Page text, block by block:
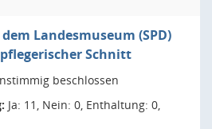
Landesmuseum (SPD)
Schnitt
beschlossen
Ja: 11, Nein: 0, Enthaltung: 0,